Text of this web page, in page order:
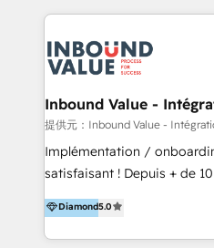
『最適なハブ』になります。 ーーーーーーーーーーー
ーーーーーーーーーーーーー
90分程度） -現状課題の抽出
件整理、必要十分な
見積り提示・ご承認、スケジ
キックオフ -マーケティング
戦略・戦術の設計（KPI） -
るプロジェクト参加型の支
BPO・実務まで幅広いご支援が可能
年に国内初のBtoB営業DXに
らはじめるBtoB営業DX BtoB
化できる! 」を出版いたしました。
活用支援以外にも、下記のよ
ます。 - ABMターゲット定義 / リスト作成 - カスタマ
着 - WEB / LP / BtoB-EC制
他)運用 - 記事コンテンツ /
Inbound Value -
提供元：Inbound Value -
Implémentation /
satisfaisant ! Depuis + de 10 ans, nous
accompagnons des
l’automatisation de leur
HubSpot avec une approche
Diamond5.0